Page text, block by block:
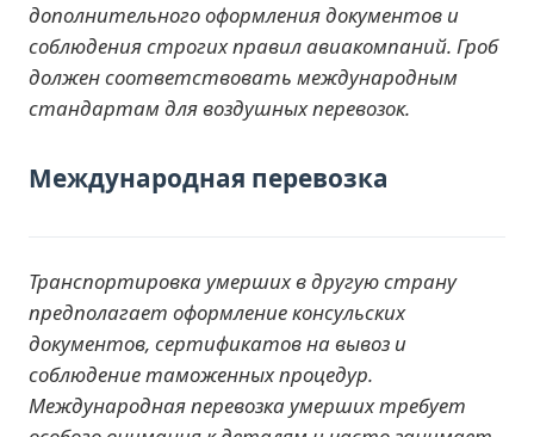
дополнительного оформления документов и
соблюдения строгих правил авиакомпаний. Гроб
должен соответствовать международным
стандартам для воздушных перевозок.
Международная перевозка
Транспортировка умерших в другую страну
предполагает оформление консульских
документов, сертификатов на вывоз и
соблюдение таможенных процедур.
Международная перевозка умерших требует